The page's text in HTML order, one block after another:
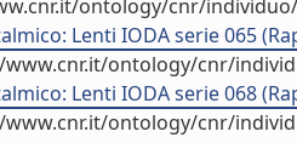
ontology/cnr/
Lenti IODA serie 065
ontology/cnr/
Lenti IODA serie 068
ontology/cnr/